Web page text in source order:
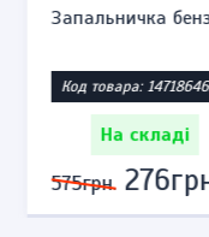
"Honda st1300"
КУПИТИ